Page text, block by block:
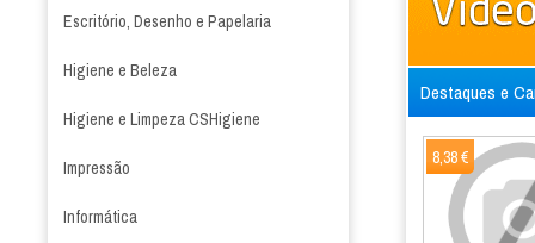
Escritório, Desenho e Papelaria
Higiene e Beleza
Higiene e Limpeza CSHigiene
Impressão
Informática
Destaques e
8,38 €